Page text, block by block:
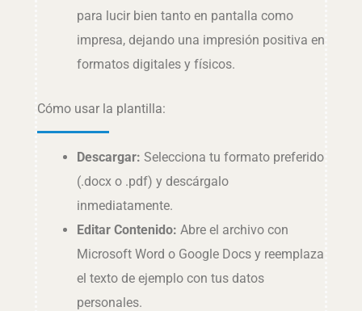
para lucir bien tanto en pantalla como
impresa, dejando una impresión positiva en
formatos digitales y físicos.
Cómo usar la plantilla:
Descargar: Selecciona tu formato preferido
(.docx o .pdf) y descárgalo
inmediatamente.
Editar Contenido: Abre el archivo con
Microsoft Word o Google Docs y reemplaza
el texto de ejemplo con tus datos
personales.